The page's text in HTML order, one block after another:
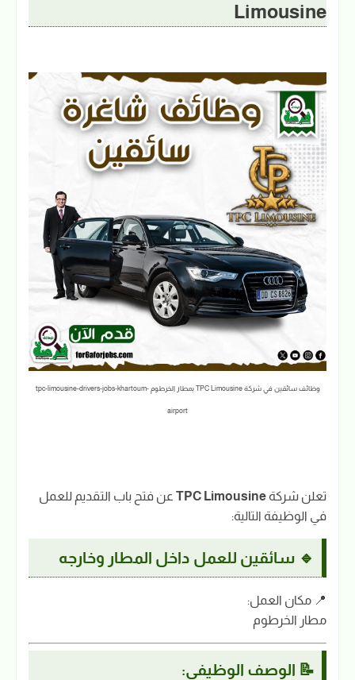
Limousine
وظائف سائقين في شركة TPC Limousine بمطار الخرطوم tpc-limousine-drivers-jobs-khartoum-
airport
تعلن شركة TPC Limousine عن فتح باب التقديم للعمل
في الوظيفة التالية:
🔹 سائقين للعمل داخل المطار وخارجه
📍 مكان العمل:
مطار الخرطوم
📝 الوصف الوظيفي: